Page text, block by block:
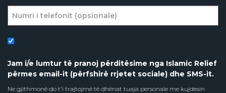
Jam i/e lumtur të pranoj përditësime nga Islamic Relief
përmes email-it (përfshirë rrjetet sociale) dhe SMS-it.
Ne gjithmonë do t'i trajtojmë të dhënat tuaja personale me kujdesin